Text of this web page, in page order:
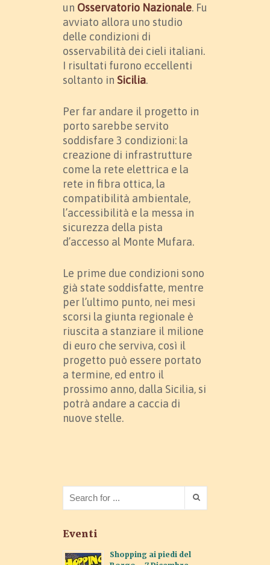
un Osservatorio Nazionale. Fu
avviato allora uno studio
delle condizioni di
osservabilità dei cieli italiani.
I risultati furono eccellenti
soltanto in Sicilia.
Per far andare il progetto in
porto sarebbe servito
soddisfare 3 condizioni: la
creazione di infrastrutture
come la rete elettrica e la
rete in fibra ottica, la
compatibilità ambientale,
l’accessibilità e la messa in
sicurezza della pista
d’accesso al Monte Mufara.
Le prime due condizioni sono
già state soddisfatte, mentre
per l’ultimo punto, nei mesi
scorsi la giunta regionale è
riuscita a stanziare il milione
di euro che serviva, così il
progetto può essere portato
a termine, ed entro il
prossimo anno, dalla Sicilia, si
potrà andare a caccia di
nuove stelle.
Eventi
Shopping ai piedi del